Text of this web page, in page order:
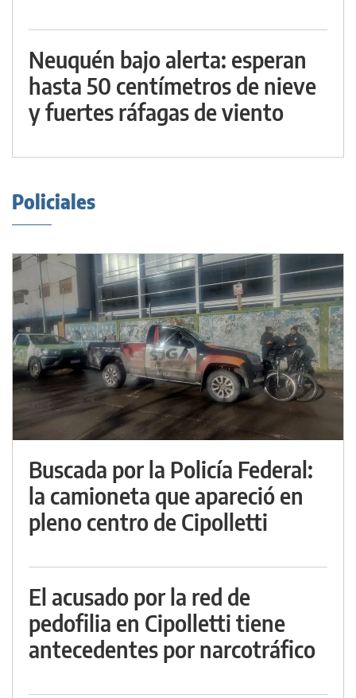
Neuquén bajo alerta: esperan
hasta 50 centímetros de nieve
y fuertes ráfagas de viento
Policiales
Buscada por la Policía Federal:
la camioneta que apareció en
pleno centro de Cipolletti
El acusado por la red de
pedofilia en Cipolletti tiene
antecedentes por narcotráfico